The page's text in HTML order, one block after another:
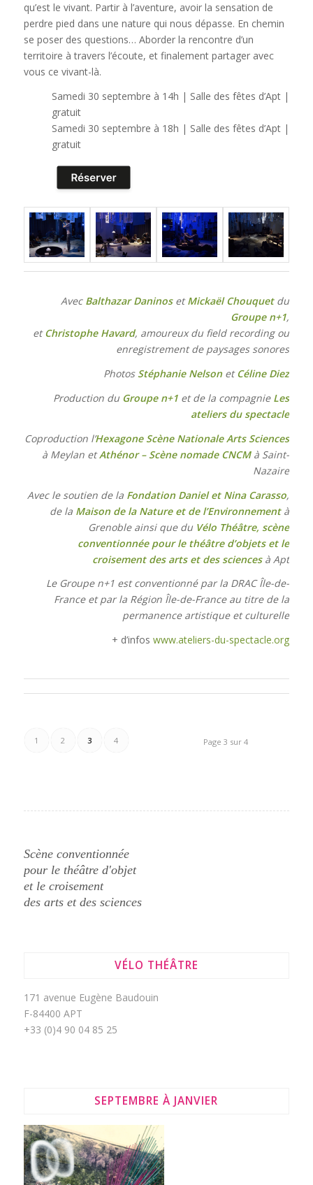
qu’est le vivant. Partir à l’aventure, avoir la sensation de
perdre pied dans une nature qui nous dépasse. En chemin
se poser des questions… Aborder la rencontre d’un
territoire à travers l’écoute, et finalement partager avec
vous ce vivant-là.
Samedi 30 septembre à 14h | Salle des fêtes d’Apt |
gratuit
Samedi 30 septembre à 18h | Salle des fêtes d’Apt |
gratuit
Avec Balthazar DaninosetMickaël Chouquetdu
Groupe n+1,
etChristophe Havard, amoureux du field recording ou
enregistrement de paysages sonores
Photos Stéphanie Nelson etCéline Diez
Production du Groupe n+1 et de la compagnie Les
ateliers du spectacle
Coproduction l’Hexagone Scène Nationale Arts Sciences
à Meylan etAthénor – Scène nomade CNCMà Saint-
Nazaire
Avec le soutien de la Fondation Daniel et Nina Carasso,
de la Maison de la Nature et de l’Environnementà
Grenoble ainsi que du Vélo Théâtre, scène
conventionnée pour le théâtre d’objets et le
croisement des arts et des sciencesà Apt
Le Groupe n+1 est conventionné par la DRAC Île-de-
France et par la Région Île-de-France au titre de la
permanence artistique et culturelle
+ d’infoswww.ateliers-du-spectacle.org
Page 3 sur 4
1 2 3 4
Scène conventionnée
pour le théâtre d'objet
et le croisement
des arts et des sciences
VÉLO THÉÂTRE
171 avenue Eugène Baudouin
F-84400 APT
+33 (0)4 90 04 85 25
SEPTEMBRE À JANVIER